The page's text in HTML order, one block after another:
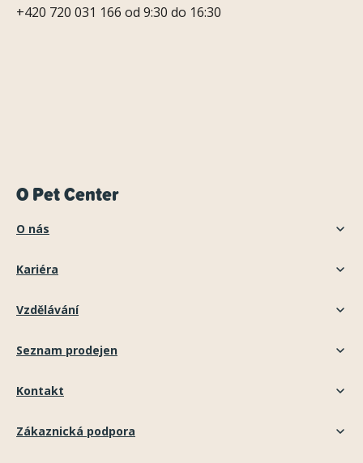
+420 720 031 166 od 9:30 do 16:30
O Pet Center
O nás
Kariéra
Vzdělávání
Seznam prodejen
Kontakt
Zákaznická podpora